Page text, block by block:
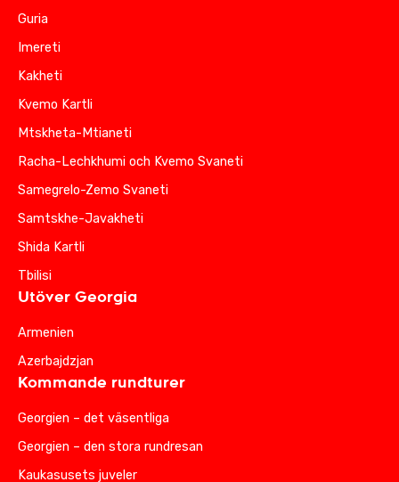
Guria
Imereti
Kakheti
Kvemo Kartli
Mtskheta-Mtianeti
Racha-Lechkhumi och Kvemo Svaneti
Samegrelo-Zemo Svaneti
Samtskhe-Javakheti
Shida Kartli
Tbilisi
Utöver Georgia
Armenien
Azerbajdzjan
Kommande rundturer
Georgien – det väsentliga
Georgien – den stora rundresan
Kaukasusets juveler